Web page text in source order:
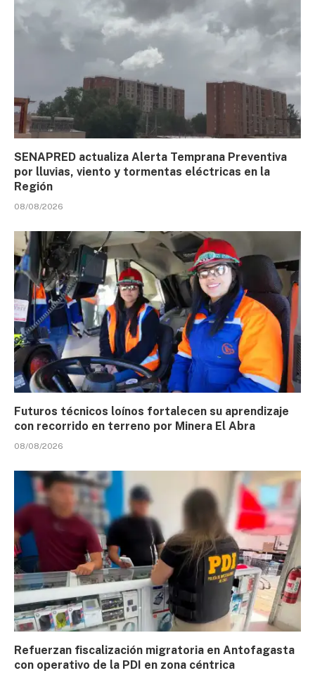
SENAPRED actualiza Alerta Temprana Preventiva
por lluvias, viento y tormentas eléctricas en la
Región
08/08/2026
Futuros técnicos loínos fortalecen su aprendizaje
con recorrido en terreno por Minera El Abra
08/08/2026
Refuerzan fiscalización migratoria en Antofagasta
con operativo de la PDI en zona céntrica